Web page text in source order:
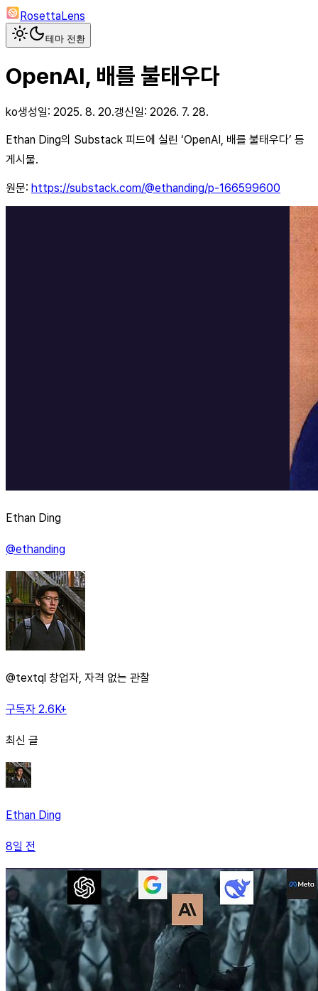
RosettaLens
테마 전환
OpenAI, 배를 불태우다
ko생성일: 2025. 8. 20.갱신일: 2026. 7. 28.
Ethan Ding의 Substack 피드에 실린 ‘OpenAI, 배를 불태우다’ 등
게시물.
원문: https://substack.com/@ethanding/p-166599600
Ethan Ding
@ethanding
@textql 창업자, 자격 없는 관찰
구독자 2.6K+
최신 글
Ethan Ding
8일 전